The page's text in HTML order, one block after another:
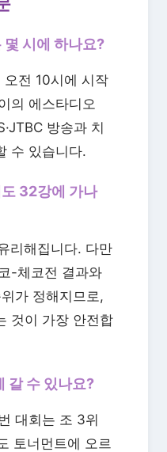
몇 시에 하나요?
전 10시에 시작
의 에스타디오
방송과 치
수 있습니다.
32강에 가나
리해집니다. 다만
-체코전 결과와
가 정해지므로,
것이 가장 안전합
갈 수 있나요?
대회는 조 3위
토너먼트에 오르